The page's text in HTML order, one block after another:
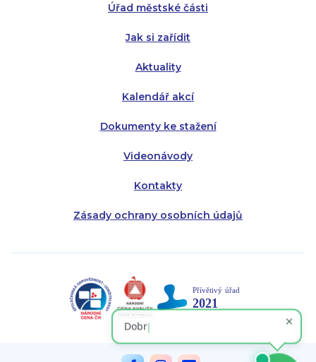
Úřad městské části
Jak si zařídit
Aktuality
Kalendář akcí
Dokumenty ke stažení
Videonávody
Kontakty
Zásady ochrany osobních údajů
Pátek: